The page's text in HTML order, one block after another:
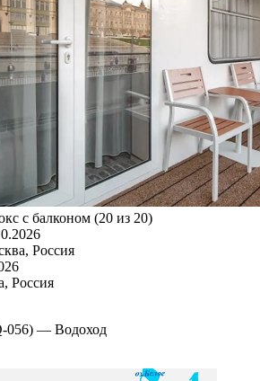
с балконом (20 из 20)
Россия
Россия
056) — Водоход